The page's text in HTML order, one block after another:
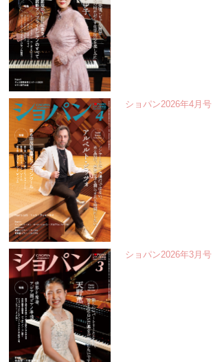
ショパン2026年4月号
ショパン2026年3月号